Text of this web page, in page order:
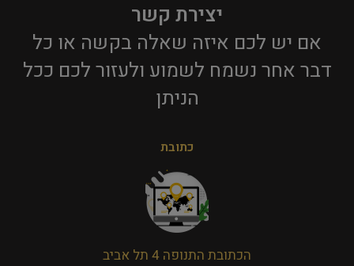
יצירת קשר
אם יש לכם איזה שאלה בקשה או כל
דבר אחר נשמח לשמוע ולעזור לכם ככל
הניתן​
כתובת
הכתובת התנופה 4 תל אביב